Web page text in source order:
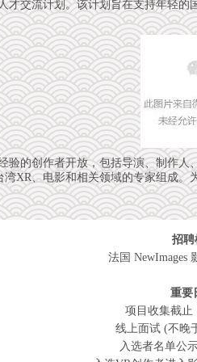
交流计划。该计划旨在支持年轻的
验的创作者开放，包括导演、制作人
XR、电影和相关领域的专家组成
招聘
法国 NewImages
重要
项目收集截止
线上面试 (不晚
入选者名单公